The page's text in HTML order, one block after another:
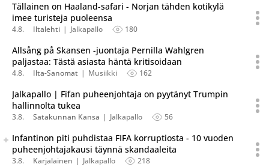
Tällainen on Haaland-safari - Norjan tähden kotikylä
imee turisteja puoleensa
4.8. Iltalehti Jalkapallo 180
Allsång på Skansen -juontaja Pernilla Wahlgren
paljastaa: Tästä asiasta häntä kritisoidaan
4.8. Ilta-Sanomat Musiikki 162
Jalkapallo | Fifan puheenjohtaja on pyytänyt Trumpin
hallinnolta tukea
3.8. Satakunnan Kansa Jalkapallo 56
Seuraava uutinen on julkaistu useassa eri lähteessä.
Listaa uutisen kaikki versiot
Infantinon piti puhdistaa FIFA korruptiosta - 10 vuoden
puheenjohtajakausi täynnä skandaaleita
3.8. Karjalainen Jalkapallo 218